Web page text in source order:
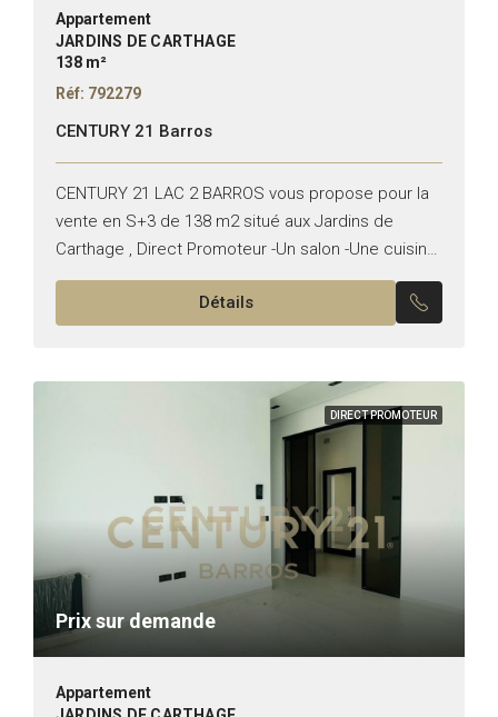
Appartement
JARDINS DE CARTHAGE
138 m²
Réf: 792279
CENTURY 21 Barros
CENTURY 21 LAC 2 BARROS vous propose pour la
vente en S+3 de 138 m2 situé aux Jardins de
Carthage , Direct Promoteur -Un salon -Une cuisine
équipée -Une suite parentale -Deux...
Détails
DIRECT PROMOTEUR
Prix sur demande
Appartement